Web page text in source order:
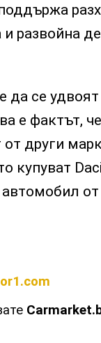
развойна
да се
е фактът,
от други
купуват